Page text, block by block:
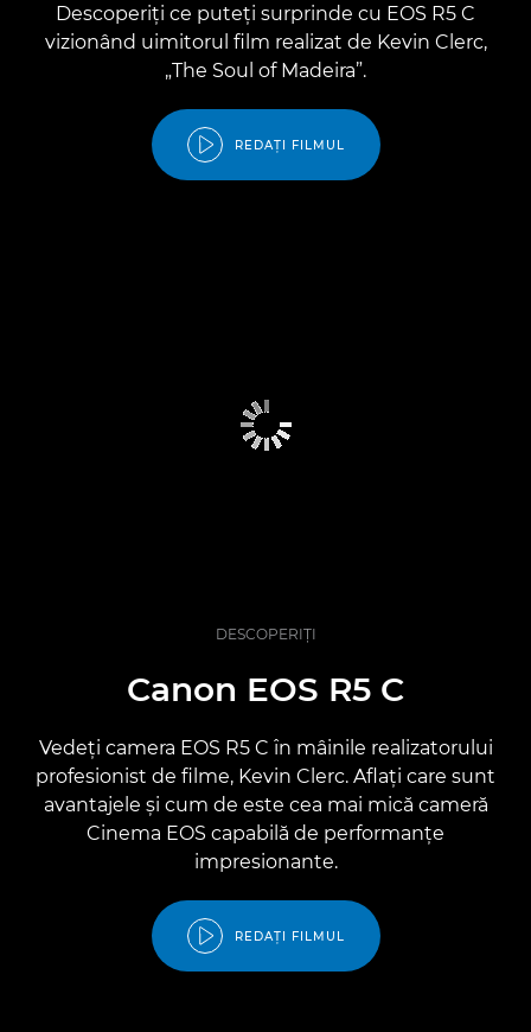
Descoperiţi ce puteţi surprinde cu EOS R5 C
vizionând uimitorul film realizat de Kevin Clerc,
„The Soul of Madeira”.
REDAŢI FILMUL
DESCOPERIŢI
Canon EOS R5 C
Vedeţi camera EOS R5 C în mâinile realizatorului
profesionist de filme, Kevin Clerc. Aflaţi care sunt
avantajele şi cum de este cea mai mică cameră
Cinema EOS capabilă de performanţe
impresionante.
REDAŢI FILMUL